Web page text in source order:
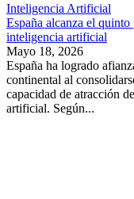
Inteligencia Artificial
España alcanza el
inteligencia artificial
Mayo 18, 2026
España ha logrado
continental al
capacidad de atracción
artificial. Según...